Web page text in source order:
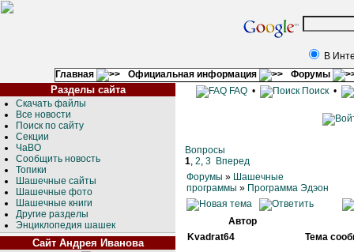
В
Главная
Официальная информация Форумы
Разделы сайта
Скачать файлы
Все новости
Поиск по сайту
Секции
ЧаВО
Сообщить новость
Топики
Шашечные сайты
Шашечные фото
Шашечные книги
Другие разделы
Энциклопедия шашек
Сайт Андрея Иванова
FAQ• Поиск•
Вопросы
1, 2, 3 Вперед
Форумы » Шашечные
программы » Программа Эдэон
Автор
Kvadrat64
Тема